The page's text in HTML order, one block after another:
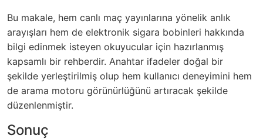
Bu makale, hem canlı maç yayınlarına yönelik anlık
arayışları hem de elektronik sigara bobinleri hakkında
bilgi edinmek isteyen okuyucular için hazırlanmış
kapsamlı bir rehberdir. Anahtar ifadeler doğal bir
şekilde yerleştirilmiş olup hem kullanıcı deneyimini hem
de arama motoru görünürlüğünü artıracak şekilde
düzenlenmiştir.
Sonuç